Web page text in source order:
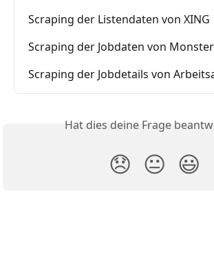
Scraping der Listendaten von XING
Scraping der Jobdaten von Monster
Scraping der Jobdetails von
Hat dies deine Frage
😞 😐 😃